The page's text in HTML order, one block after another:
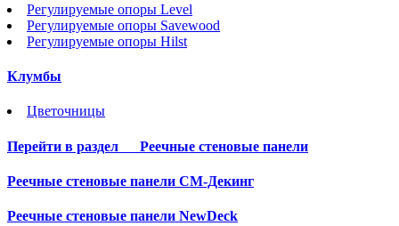
Регулируемые опоры Level
Регулируемые опоры Savewood
Регулируемые опоры Hilst
Клумбы
Цветочницы
Перейти в раздел Реечные стеновые панели
Реечные стеновые панели СМ-Декинг
Реечные стеновые панели NewDeck